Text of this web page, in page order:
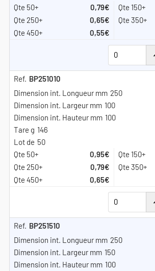
0,79€
0,65€
0,55€
BP251010
250
100
100
146
50
0,95€
0,79€
0,65€
BP251510
250
150
100